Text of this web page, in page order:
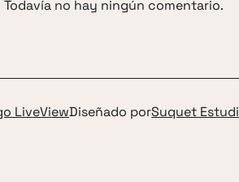
Todavía no hay ningún comentario.
LiveViewDiseñado porSuquet Estudi